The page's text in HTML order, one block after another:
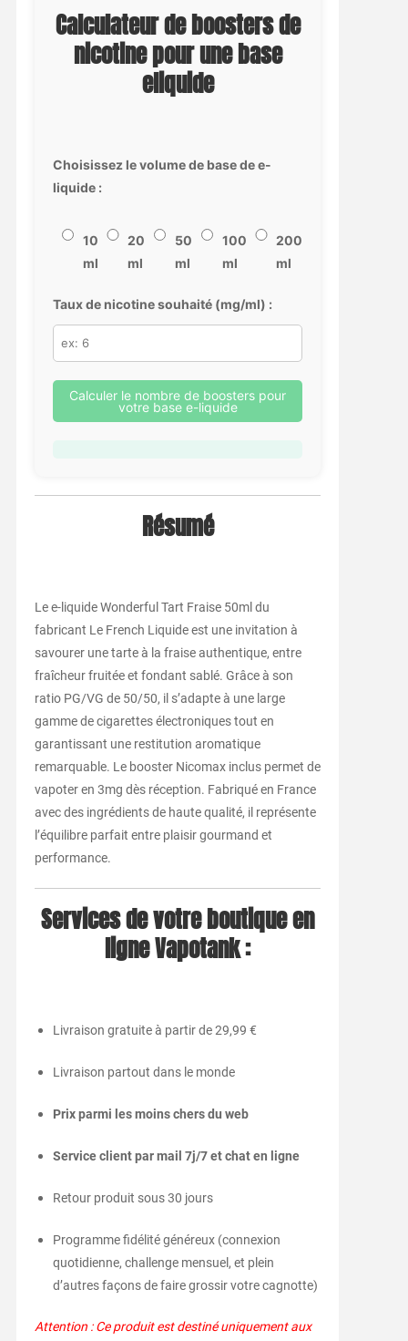
Calculateur de boosters de
nicotine pour une base
eliquide
Choisissez le volume de base de e-
liquide :
10
ml
20
ml
50
ml
100
ml
200
ml
Taux de nicotine souhaité (mg/ml) :
Calculer le nombre de boosters pour
votre base e-liquide
Résumé
Le e-liquide Wonderful Tart Fraise 50ml du
fabricant Le French Liquide est une invitation à
savourer une tarte à la fraise authentique, entre
fraîcheur fruitée et fondant sablé. Grâce à son
ratio PG/VG de 50/50, il s’adapte à une large
gamme de cigarettes électroniques tout en
garantissant une restitution aromatique
remarquable. Le booster Nicomax inclus permet de
vapoter en 3mg dès réception. Fabriqué en France
avec des ingrédients de haute qualité, il représente
l’équilibre parfait entre plaisir gourmand et
performance.
Services de votre boutique en
ligne Vapotank :
Livraison gratuite à partir de 29,99 €
Livraison partout dans le monde
Prix parmi les moins chers du web
Service client par mail 7j/7 et chat en ligne
Retour produit sous 30 jours
Programme fidélité généreux (connexion
quotidienne, challenge mensuel, et plein
d’autres façons de faire grossir votre cagnotte)
Attention : Ce produit est destiné uniquement aux